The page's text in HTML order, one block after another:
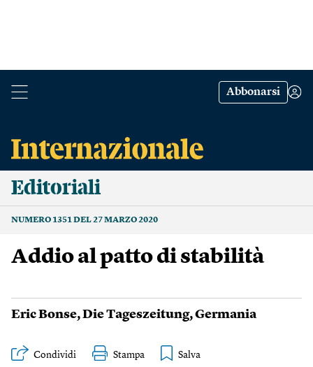
Abbonarsi
Editoriali
NUMERO 1351 DEL 27 MARZO 2020
Addio al patto di stabilità
Eric Bonse,Die Tageszeitung,Germania
Condividi Stampa